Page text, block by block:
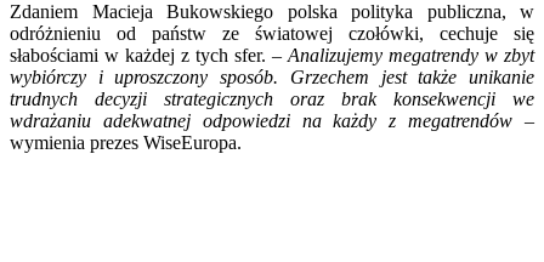
Zdaniem Macieja Bukowskiego polska polityka publiczna, w
odróżnieniu od państw ze światowej czołówki, cechuje się
słabościami w każdej z tych sfer. – Analizujemy megatrendy w zbyt
wybiórczy i uproszczony sposób. Grzechem jest także unikanie
trudnych decyzji strategicznych oraz brak konsekwencji we
wdrażaniu adekwatnej odpowiedzi na każdy z megatrendów –
wymienia prezes WiseEuropa.